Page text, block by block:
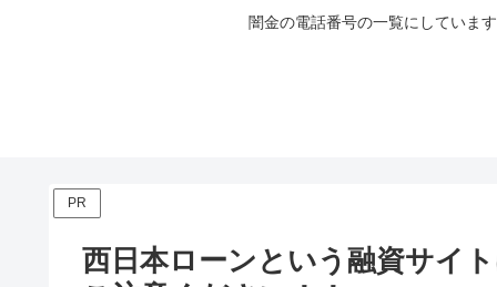
闇金の電話番号の一覧にしていま
PR
西日本ローンという融資サイ